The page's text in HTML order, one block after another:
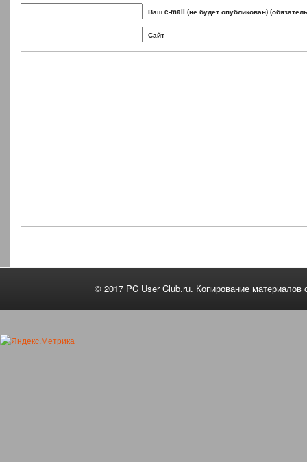
Ваш e-mail (не будет опубликован)
Сайт
© 2017 PC User Club.ru. Копирование материалов